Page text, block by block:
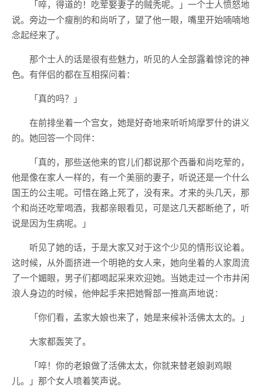
「啐，得道的！吃荤娶妻子的贼秃呢。」一个士人愤怒地
说。旁边一个瘦削的和尚听了，望了他一眼，嘴里开始喃喃地
念起经来了。
那个士人的话是很有些魅力，听见的人全部露着惊诧的神
色。有伴侣的都在互相探问着：
「真的吗？」
在前排坐着一个宫女，她是好奇地来听听鸠摩罗什的讲义
的。她回答一个同伴：
「真的，那些送他来的官儿们都说那个西番和尚吃荤的，
他是像在家人一样的，有一个美丽的妻子，听说还是一个什么
国王的公主呢。可惜在路上死了，没有来。才来的头几天，那
个和尚还吃荤喝酒，我都亲眼看见，可是这几天都断绝了，听
说是因为生病呢。」
听见了她的话，于是大家又对于这个少见的情形议论着。
这时候，从外面挤进一个明艳的女人来，她向坐着的人家周流
了一个媚眼，男子们都喝起采来欢迎她。当她走过一个市井闲
浪人身边的时候，他伸起手来把她臀部一推高声地说：
「你们看，孟家大娘也来了，她是来候补活佛太太的。」
大家都轰笑了。
「啐！你的老娘做了活佛太太，你就来替老娘剥鸡眼
儿。」那个女人喷着笑声说。